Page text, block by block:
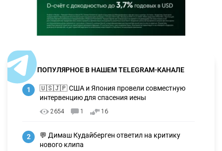
ПОПУЛЯРНОЕ В НАШЕМ TELEGRAM-КАНАЛЕ
1
🇺🇸🇯🇵 США и Япония провели совместную
интервенцию для спасения иены
2654 1 16
2
💬 Димаш Кудайберген ответил на критику
нового клипа